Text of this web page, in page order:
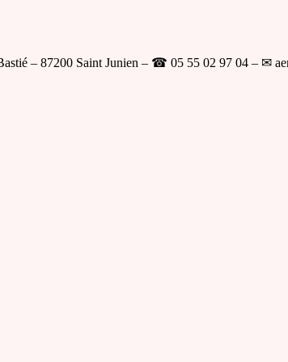
– 87200 Saint Junien – ☎ 05 55 02 97 04 – ✉